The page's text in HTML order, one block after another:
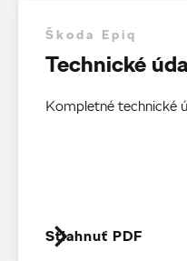
Škoda Epiq
Technické
Kompletné technické
Stiahnuť PDF